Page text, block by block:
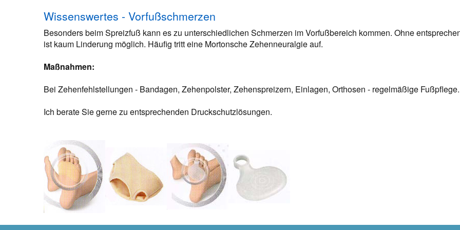
Wissenswertes - Vorfußschmerzen
Besonders beim Spreizfuß kann es zu unterschiedlichen Schmerzen im Vorfußbereich kommen. Ohne
ist kaum Linderung möglich. Häufig tritt eine Mortonsche Zehenneuralgie auf.
Maßnahmen:
Bei Zehenfehlstellungen - Bandagen, Zehenpolster, Zehenspreizern, Einlagen, Orthosen - regelmäßige Fußpflege.
Ich berate Sie gerne zu entsprechenden Druckschutzlösungen.